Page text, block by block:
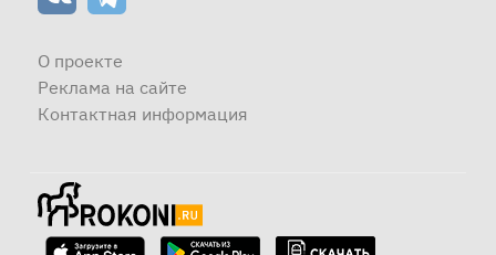
О проекте
Реклама на сайте
Контактная информация